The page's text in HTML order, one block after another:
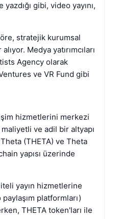
gibi, video yayını,
stratejik kurumsal
Medya yatırımcıları
Agency olarak
ve VR Fund gibi
hizmetlerini merkezi
maliyetli ve adil bir altyapı
(THETA) ve Theta
yapısı üzerinde
yayın hizmetlerine
platformları)
THETA token'ları ile